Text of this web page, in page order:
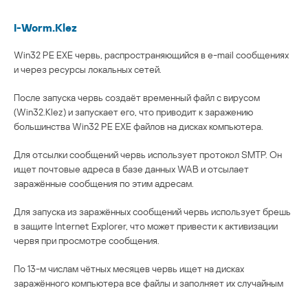
I-Worm.Klez
Win32 PE EXE червь, распространяющийся в e-mail сообщениях
и через ресурсы локальных сетей.
После запуска червь создаёт временный файл с вирусом
(Win32.Klez) и запускает его, что приводит к заражению
большинства Win32 PE EXE файлов на дисках компьютера.
Для отсылки сообщений червь использует протокол SMTP. Он
ищет почтовые адреса в базе данных WAB и отсылает
заражённые сообщения по этим адресам.
Для запуска из заражённых сообщений червь использует брешь
в защите Internet Explorer, что может привести к активизации
червя при просмотре сообщения.
По 13-м числам чётных месяцев червь ищет на дисках
заражённого компьютера все файлы и заполняет их случайным